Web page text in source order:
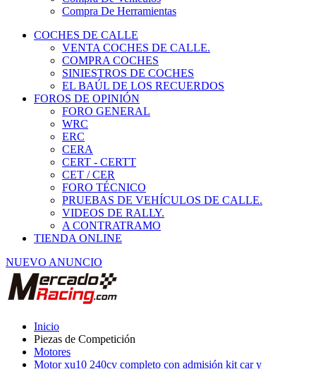
COCHES DE CALLE
VENTA COCHES DE CALLE.
COMPRA COCHES
SINIESTROS DE COCHES
EL BAÚL DE LOS RECUERDOS
FOROS DE OPINIÓN
FORO GENERAL
WRC
ERC
CERA
CERT - CERTT
CET / CER
FORO TÉCNICO
PRUEBAS DE VEHÍCULOS DE CALLE.
VIDEOS DE RALLY.
A CONTRATRAMO
TIENDA ONLINE
NUEVO ANUNCIO
Piezas de Competición
Motores
Motor xu10 240cv completo con admisión kit car y
electrònica